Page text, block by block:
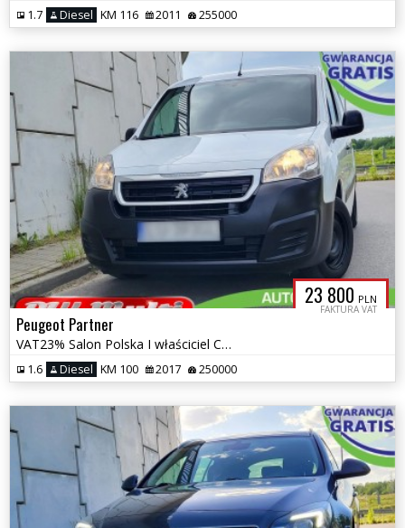
1.7 Diesel KM 116 2011 255000
23 800 PLN
FAKTURA VAT
Peugeot Partner
VAT23% Salon Polska I właściciel Czujniki parkowania ZAMIANA GWARANCJA
1.6 Diesel KM 100 2017 250000